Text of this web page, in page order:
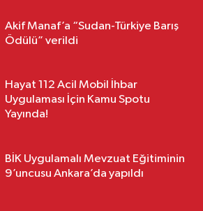
Akif Manaf’a “Sudan-Türkiye Barış
Ödülü” verildi
Hayat 112 Acil Mobil İhbar
Uygulaması İçin Kamu Spotu
Yayında!
BİK Uygulamalı Mevzuat Eğitiminin
9’uncusu Ankara’da yapıldı